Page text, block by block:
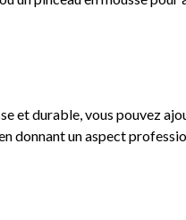
et durable, vous pouvez
donnant un aspect